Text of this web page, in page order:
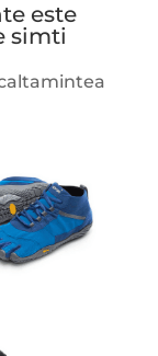
este
simti